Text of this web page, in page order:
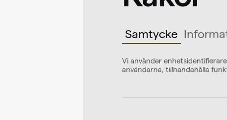
Samtycke
Vi använder
användarna, tillhandahålla